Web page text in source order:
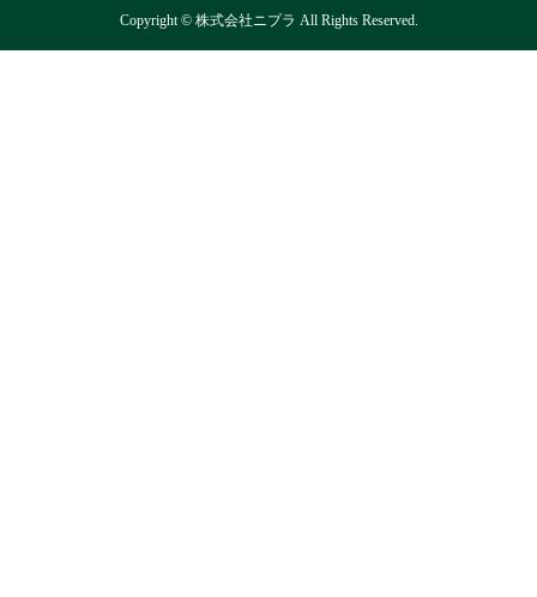
Copyright © 株式会社ニプラ All Rights Reserved.